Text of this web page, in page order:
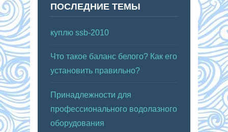
ПОСЛЕДНИЕ ТЕМЫ
куплю ssb-2010
Что такое баланс белого? Как его
установить правильно?
Принадлежности для
профессионального водолазного
оборудования